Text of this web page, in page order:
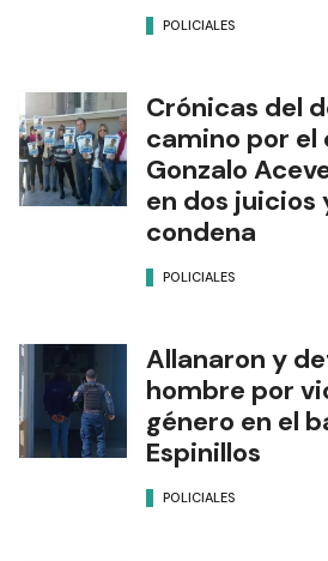
POLICIALES
Crónicas del
camino por el
Gonzalo
en dos juicios
condena
POLICIALES
Allanaron y
hombre por
género en el
Espinillos
POLICIALES